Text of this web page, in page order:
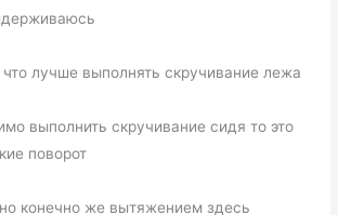
лучше выполнять скручивание лежа
выполнить скручивание сидя то это
поворот
конечно же вытяжением здесь